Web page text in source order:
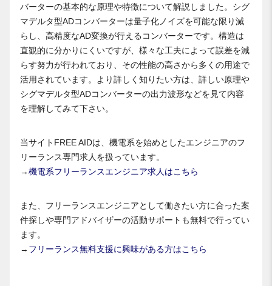
バーターの基本的な原理や特徴について解説しました。シグ
マデルタ型ADコンバーターは量子化ノイズを可能な限り減
らし、高精度なAD変換が行えるコンバーターです。構造は
直観的に分かりにくいですが、様々な工夫によって誤差を減
らす努力が行われており、その性能の高さから多くの用途で
活用されています。より詳しく知りたい方は、詳しい原理や
シグマデルタ型ADコンバーターの出力波形などを見て内容
を理解してみて下さい。
当サイトFREE AIDは、機電系を始めとしたエンジニアのフ
リーランス専門求人を扱っています。
→機電系フリーランスエンジニア求人はこちら
また、フリーランスエンジニアとして働きたい方に合った案
件探しや専門アドバイザーの活動サポートも無料で行ってい
ます。
→ フリーランス無料支援に興味がある方はこちら